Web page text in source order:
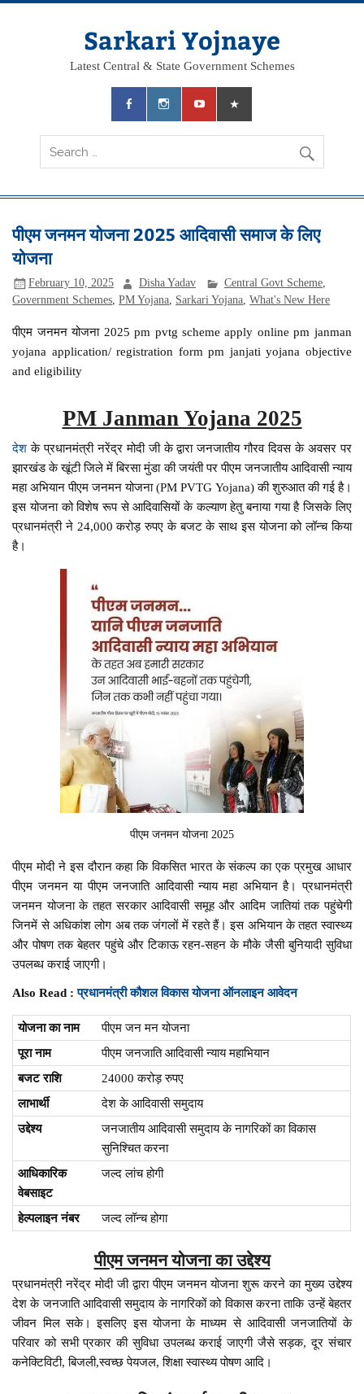
Skip
Sarkari Yojnaye
Latest Central & State Government Schemes
पीएम जनमन योजना 2025 आदिवासी समाज के लिए
योजना
February 10, 2025 Disha Yadav Central Govt Scheme,
Government Schemes ,PM Yojana Sarkari Yojana ,What's New Here
पीएम जनमन योजना 2025 pm pvtg scheme apply online pm janman
yojana application/ registration form pm janjati yojana objective
and eligibility
PM Janman Yojana 2025
देश के प्रधानमंत्री नरेंद्र मोदी जी के द्वारा जनजातीय गौरव दिवस के अवसर पर
झारखंड के खूंटी जिले में बिरसा मुंडा की जयंती पर पीएम जनजातीय आदिवासी न्याय
महा अभियान पीएम जनमन योजना (PM PVTG Yojana) की शुरुआत की गई है।
इस योजना को विशेष रूप से आदिवासियों के कल्याण हेतु बनाया गया है जिसके लिए
प्रधानमंत्री ने 24,000 करोड़ रुपए के बजट के साथ इस योजना को लॉन्च किया
है।
पीएम जनमन योजना 2025
पीएम मोदी ने इस दौरान कहा कि विकसित भारत के संकल्प का एक प्रमुख आधार
पीएम जनमन या पीएम जनजाति आदिवासी न्याय महा अभियान है। प्रधानमंत्री
जनमन योजना के तहत सरकार आदिवासी समूह और आदिम जातियां तक पहुंचेगी
जिनमें से अधिकांश लोग अब तक जंगलों में रहते हैं। इस अभियान के तहत स्वास्थ्य
और पोषण तक बेहतर पहुंचे और टिकाऊ रहन-सहन के मौके जैसी बुनियादी सुविधा
उपलब्ध कराई जाएगी।
Also Read : प्रधानमंत्री कौशल विकास योजना ऑनलाइन आवेदन
योजना का नाम
पीएम जन मन योजना
पूरा नाम
पीएम जनजाति आदिवासी न्याय महाभियान
बजट राशि
24000 करोड़ रुपए
लाभार्थी
देश के आदिवासी समुदाय
उद्देश्य
जनजातीय आदिवासी समुदाय के नागरिकों का विकास
सुनिश्चित करना
आधिकारिक
वेबसाइट
जल्द लांच होगी
हेल्पलाइन नंबर जल्द लॉन्च होगा
पीएम जनमन योजना का उद्देश्य
प्रधानमंत्री नरेंद्र मोदी जी द्वारा पीएम जनमन योजना शुरू करने का मुख्य उद्देश्य
देश के जनजाति आदिवासी समुदाय के नागरिकों को विकास करना ताकि उन्हें बेहतर
जीवन मिल सके। इसलिए इस योजना के माध्यम से आदिवासी जनजातियों के
परिवार को सभी प्रकार की सुविधा उपलब्ध कराई जाएगी जैसे सड़क, दूर संचार
कनेक्टिविटी, बिजली,स्वच्छ पेयजल, शिक्षा स्वास्थ्य पोषण आदि।